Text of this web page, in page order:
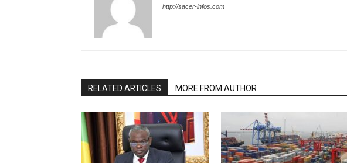
http://sacer-infos.com
RELATED ARTICLES MORE FROM AUTHOR